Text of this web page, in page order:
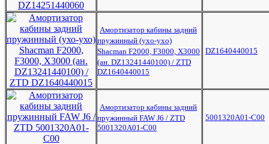
Амортизатор кабины задний
пружинный (ухо-ухо)
Shacman F2000, F3000, Х3000
(ан. DZ13241440100) / ZTD
DZ1640440015
DZ1640440015
Амортизатор кабины задний
пружинный FAW J6 / ZTD
5001320A01-C00
5001320A01-C00